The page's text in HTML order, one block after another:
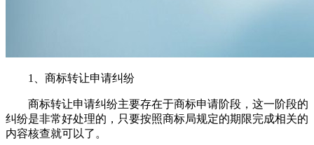
1、商标转让申请纠纷
商标转让申请纠纷主要存在于商标申请阶段，这一阶段的
纠纷是非常好处理的，只要按照商标局规定的期限完成相关的
内容核查就可以了。